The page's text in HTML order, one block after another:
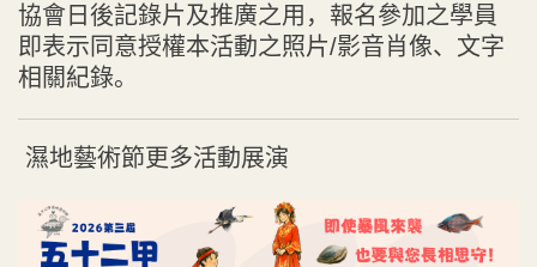
協會日後記錄片及推廣之用，報名參加之學員
即表示同意授權本活動之照片/影音肖像、文字
相關紀錄。
濕地藝術節更多活動展演